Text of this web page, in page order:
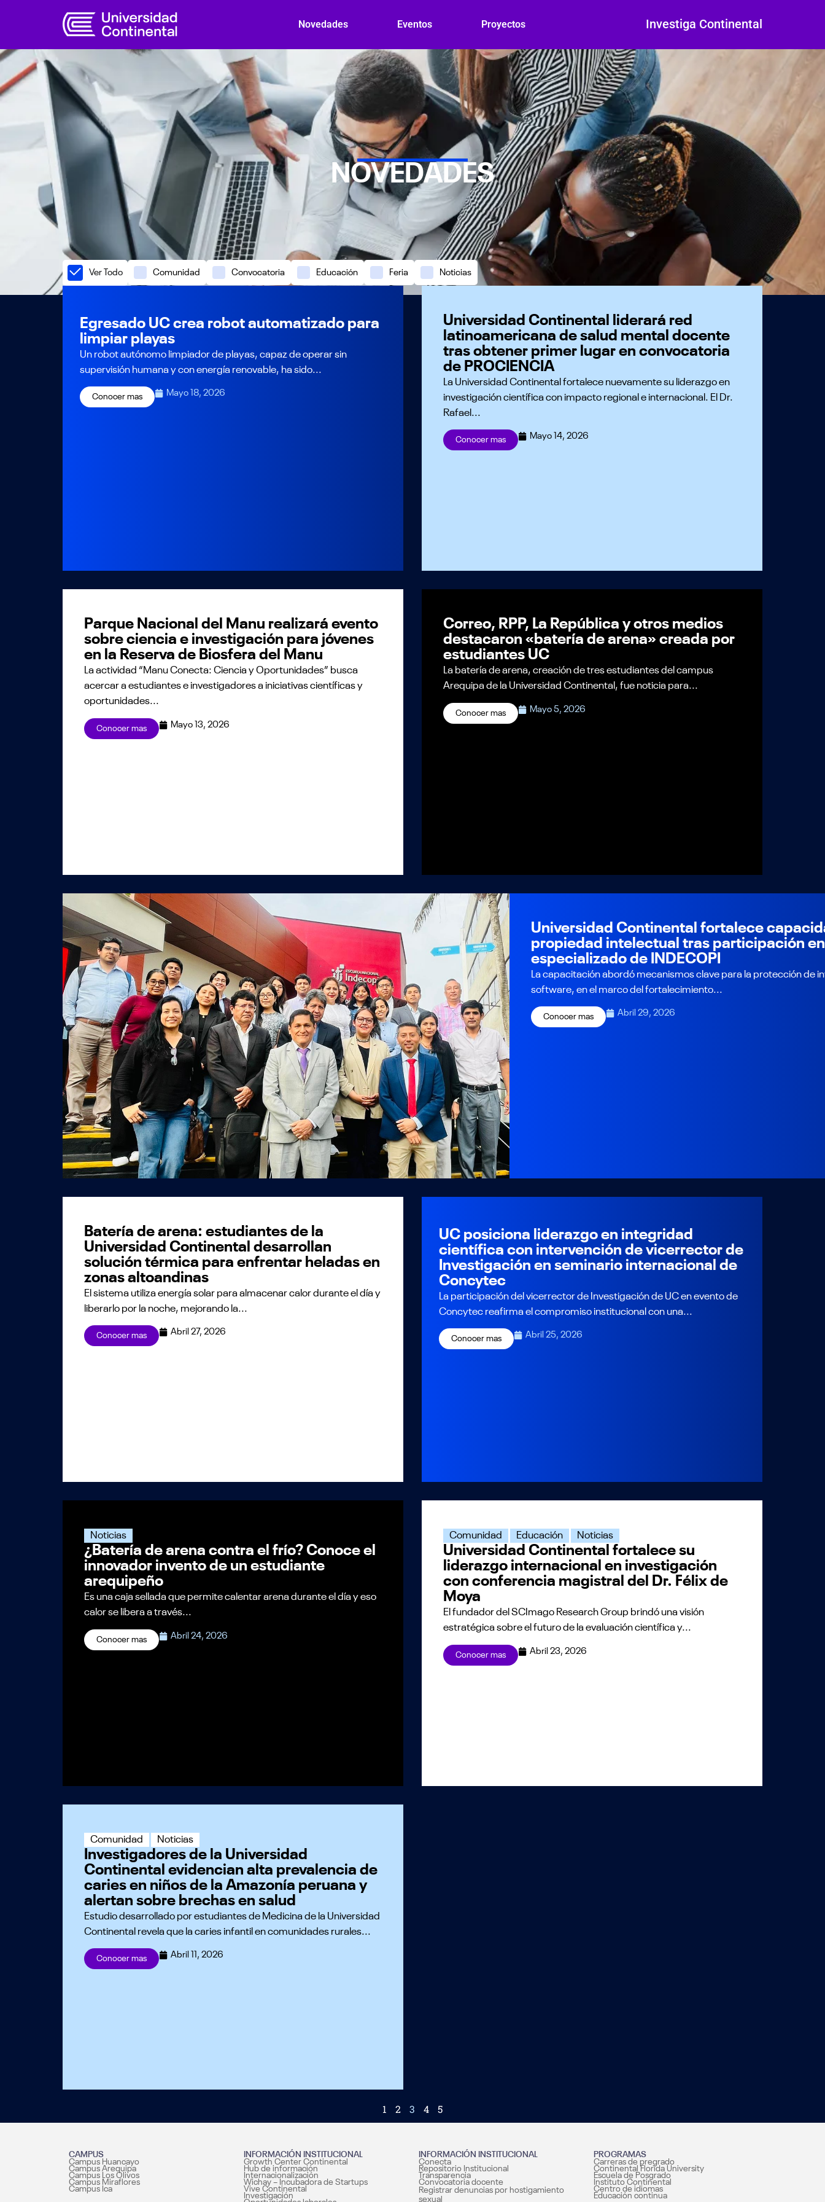
Novedades Eventos Proyectos Investiga Continental
NOVEDADES
Comunidad Convocatoria Educación Feria Noticias
Ver Todo
Egresado UC crea robot automatizado para
limpiar playas
Un robot autónomo limpiador de playas, capaz de operar sin
supervisión humana y con energía renovable, ha sido...
Conocer mas Mayo 18, 2026
Universidad Continental liderará red
latinoamericana de salud mental docente
tras obtener primer lugar en convocatoria
de PROCIENCIA
La Universidad Continental fortalece nuevamente su liderazgo en
investigación científica con impacto regional e internacional. El Dr.
Rafael...
Conocer mas Mayo 14, 2026
Parque Nacional del Manu realizará evento
sobre ciencia e investigación para jóvenes
en la Reserva de Biosfera del Manu
La actividad “Manu Conecta: Ciencia y Oportunidades” busca
acercar a estudiantes e investigadores a iniciativas científicas y
oportunidades...
Conocer mas Mayo 13, 2026
Correo, RPP, La República y otros medios
destacaron «batería de arena» creada por
estudiantes UC
La batería de arena, creación de tres estudiantes del campus
Arequipa de la Universidad Continental, fue noticia para...
Conocer mas Mayo 5, 2026
Universidad Continental fortalece
propiedad intelectual tras participación
especializado de INDECOPI
La capacitación abordó mecanismos clave para la protección de
software, en el marco del fortalecimiento...
Conocer mas Abril 29, 2026
Batería de arena: estudiantes de la
Universidad Continental desarrollan
solución térmica para enfrentar heladas en
zonas altoandinas
El sistema utiliza energía solar para almacenar calor durante el día y
liberarlo por la noche, mejorando la...
Conocer mas Abril 27, 2026
UC posiciona liderazgo en integridad
científica con intervención de vicerrector de
Investigación en seminario internacional de
Concytec
La participación del vicerrector de Investigación de UC en evento de
Concytec reafirma el compromiso institucional con una...
Conocer mas Abril 25, 2026
Noticias
¿Batería de arena contra el frío? Conoce el
innovador invento de un estudiante
arequipeño
Es una caja sellada que permite calentar arena durante el día y eso
calor se libera a través...
Conocer mas Abril 24, 2026
Comunidad Educación Noticias
Universidad Continental fortalece su
liderazgo internacional en investigación
con conferencia magistral del Dr. Félix de
Moya
El fundador del SCImago Research Group brindó una visión
estratégica sobre el futuro de la evaluación científica y...
Conocer mas Abril 23, 2026
Comunidad Noticias
Investigadores de la Universidad
Continental evidencian alta prevalencia de
caries en niños de la Amazonía peruana y
alertan sobre brechas en salud
Estudio desarrollado por estudiantes de Medicina de la Universidad
Continental revela que la caries infantil en comunidades rurales...
Conocer mas Abril 11, 2026
1 2 3 4 5
CAMPUS
Campus Huancayo
Campus Arequipa
Campus Los Olivos
Campus Miraflores
Campus Ica
INFORMACIÓN INSTITUCIONAL
Growth Center Continental
Hub de información
Internacionalización
Wichay – Incubadora de Startups
Vive Continental
Investigación
INFORMACIÓN INSTITUCIONAL
Conecta
Repositorio Institucional
Transparencia
Convocatoria docente
Registrar denuncias por hostigamiento
sexual
PROGRAMAS
Carreras de pregrado
Continental Florida University
Escuela de Posgrado
Instituto Continental
Centro de idiomas
Educación continua